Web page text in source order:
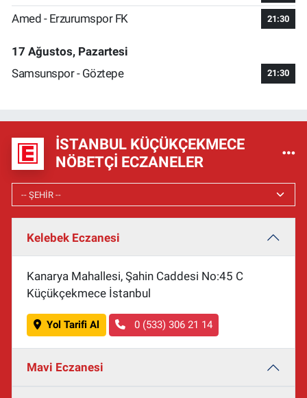
Amed - Erzurumspor FK 21:30
17 Ağustos, Pazartesi
Samsunspor - Göztepe
21:30
İSTANBUL KÜÇÜKÇEKMECE
NÖBETÇI ECZANELER
Kelebek Eczanesi
Kanarya Mahallesi, Şahin Caddesi No:45 C
Küçükçekmece İstanbul
Yol Tarifi Al 0 (533) 306 21 14
Mavi Eczanesi